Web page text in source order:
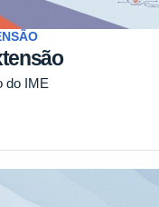
do IME